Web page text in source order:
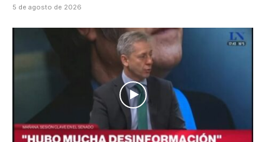
5 de agosto de 2026